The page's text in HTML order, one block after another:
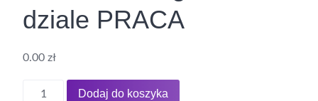
dziale PRACA
0.00 zł
Dodaj do koszyka